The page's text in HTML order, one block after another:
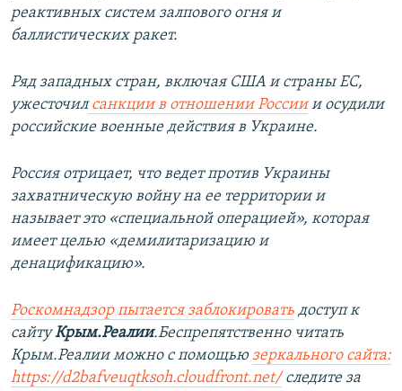
реактивных систем залпового огня и
баллистических ракет.
Ряд западных стран, включая США и страны ЕС,
ужесточилсанкции в отношении Россиии осудили
российские военные действия в Украине.
Россия отрицает, что ведет против Украины
захватническую войну на ее территории и
называет это «специальной операцией», которая
имеет целью «демилитаризацию и
денацификацию».
Роскомнадзор пытается заблокировать доступ к
сайтуКрым.Реалии.Беспрепятственно читать
Крым.Реалии можно с помощью зеркального сайта:
https://d2bafveuqtksoh.cloudfront.net/следите за